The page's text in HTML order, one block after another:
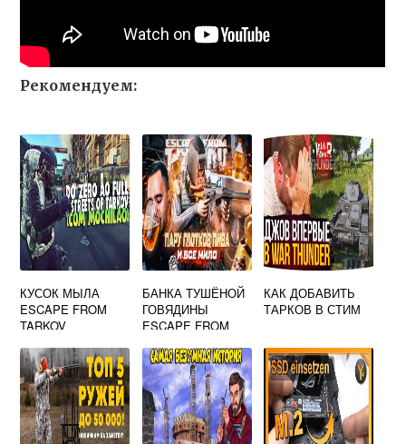
Рекомендуем:
КУСОК МЫЛА
ESCAPE FROM
TARKOV
БАНКА ТУШЁНОЙ
ГОВЯДИНЫ
ESCAPE FROM
КАК ДОБАВИТЬ
ТАРКОВ В СТИМ